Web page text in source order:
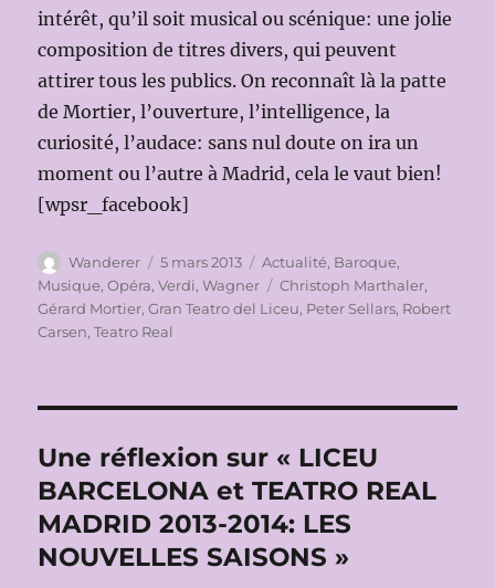
intérêt, qu’il soit musical ou scénique: une jolie
composition de titres divers, qui peuvent
attirer tous les publics. On reconnaît là la patte
de Mortier, l’ouverture, l’intelligence, la
curiosité, l’audace: sans nul doute on ira un
moment ou l’autre à Madrid, cela le vaut bien!
[wpsr_facebook]
Auteur
Wanderer
Publié
le
5 mars 2013 Catégories
Actualité, Baroque,
Musique,Opéra,Verdi,Wagner Étiquettes
Christoph Marthaler,
Gérard Mortier,Gran Teatro del Liceu, Peter Sellars, Robert
Carsen,Teatro Real
Une réflexion sur « LICEU
BARCELONA et TEATRO REAL
MADRID 2013-2014: LES
NOUVELLES SAISONS »